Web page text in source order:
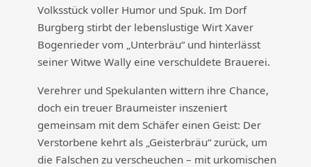
Volksstück voller Humor und Spuk. Im Dorf
Burgberg stirbt der lebenslustige Wirt Xaver
Bogenrieder vom „Unterbräu“ und hinterlässt
seiner Witwe Wally eine verschuldete Brauerei.
Verehrer und Spekulanten wittern ihre Chance,
doch ein treuer Braumeister inszeniert
gemeinsam mit dem Schäfer einen Geist: Der
Verstorbene kehrt als „Geisterbräu“ zurück, um
die Falschen zu verscheuchen – mit urkomischen